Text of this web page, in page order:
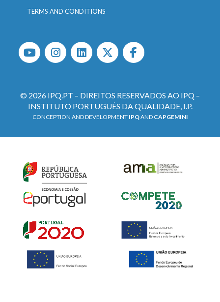
TERMS AND CONDITIONS
© 2026 IPQ.PT – DIREITOS RESERVADOS AO IPQ –
INSTITUTO PORTUGUÊS DA QUALIDADE, I.P.
CONCEPTION AND DEVELOPMENT IPQAND CAPGEMINI